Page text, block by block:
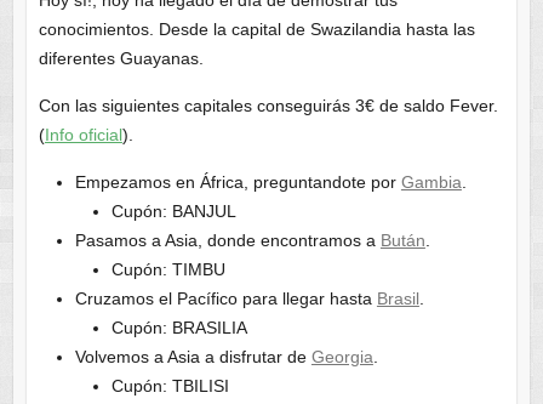
conocimientos. Desde la capital de Swazilandia hasta las
diferentes Guayanas.
Con las siguientes capitales conseguirás 3€ de saldo Fever.
(Info oficial).
Empezamos en África, preguntandote por Gambia
Cupón: BANJUL
Pasamos a Asia, donde encontramos a Bután
Cupón: TIMBU
Cruzamos el Pacífico para llegar hasta Brasil.
Cupón: BRASILIA
Volvemos a Asia a disfrutar de Georgia
Cupón: TBILISI